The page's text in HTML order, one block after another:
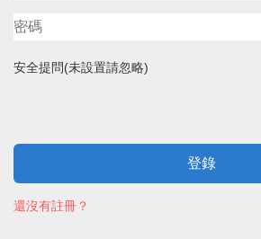
安全提問(未設置請忽略)
登錄
還沒有註冊？